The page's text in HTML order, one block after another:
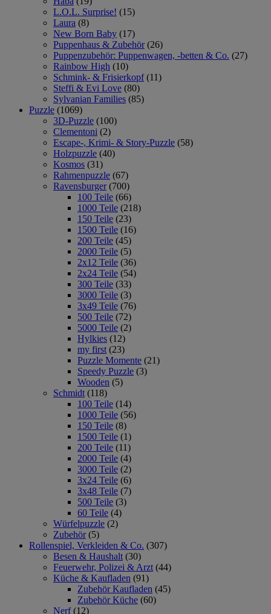
L.O.L. Surprise! (15)
Laura (8)
New Born Baby (17)
Puppenhaus & Zubehör (26)
Puppenzubehör: Puppenwagen, -betten & Co. (27)
Rainbow High (10)
Schmink- & Frisierkopf (11)
Steffi & Evi Love (80)
Sylvanian Families (85)
Puzzle (1069)
3D-Puzzle (100)
Clementoni (2)
Escape-, Krimi- & Story-Puzzle (58)
Holzpuzzle (40)
Kosmos (31)
Rahmenpuzzle (67)
Ravensburger (700)
100 Teile (66)
1000 Teile (218)
150 Teile (23)
1500 Teile (16)
200 Teile (45)
2000 Teile (5)
2x12 Teile (36)
2x24 Teile (54)
300 Teile (33)
3000 Teile (3)
3x49 Teile (76)
500 Teile (72)
5000 Teile (2)
Hylkies (12)
my first (23)
Puzzle Momente (21)
Speedy Puzzle (3)
Wooden (5)
Schmidt (118)
100 Teile (14)
1000 Teile (56)
150 Teile (8)
1500 Teile (1)
200 Teile (11)
2000 Teile (4)
3000 Teile (2)
3x24 Teile (6)
3x48 Teile (7)
500 Teile (3)
60 Teile (4)
Würfelpuzzle (2)
Zubehör (5)
Rollenspiel, Verkleiden & Co. (307)
Besen & Haushalt (30)
Feuerwehr, Polizei & Arzt (44)
Küche & Kaufladen (91)
Zubehör Kaufladen (45)
Zubehör Küche (60)
Nerf (12)